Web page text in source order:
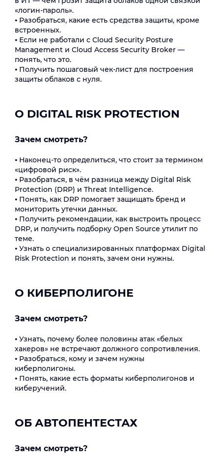
«логин-пароль».
⦁ Разобраться, какие есть средства защиты, кроме
встроенных.
⦁ Если не работали с Сloud Security Posture
Management и Cloud Access Security Broker —
понять, что это.
⦁ Получить пошаговый чек-лист для построения
защиты облаков с нуля.
О DIGITAL RISK PROTECTION
Зачем смотреть?
⦁ Наконец-то определиться, что стоит за термином
«цифровой риск».
⦁ Разобраться, в чём разница между Digital Risk
Protection (DRP) и Threat Intelligence.
⦁ Понять, как DRP помогает защищать бренд и
мониторить утечки данных.
⦁ Получить рекомендации, как выстроить процесс
DRP, и получить подборку Open Source утилит по
теме.
⦁ Узнать о специализированных платформах Digital
Risk Protection и понять, зачем они нужны.
О КИБЕРПОЛИГОНЕ
Зачем смотреть?
⦁ Узнать, почему более половины атак «белых
хакеров» не встречают должного сопротивления.
⦁ Разобраться, кому и зачем нужны
киберполигоны.
⦁ Понять, какие есть форматы киберполигонов и
киберучений.
ОБ АВТОПЕНТЕСТАХ
Зачем смотреть?